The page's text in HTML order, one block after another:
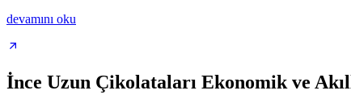
devamını oku
İnce Uzun Çikolataları Ekonomik ve